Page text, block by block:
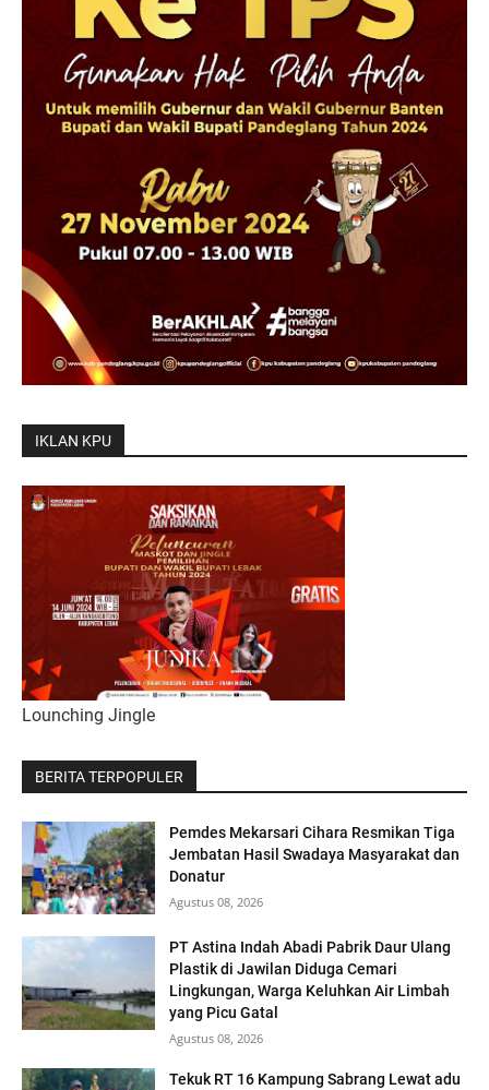
IKLAN KPU
Lounching Jingle
BERITA TERPOPULER
Pemdes Mekarsari Cihara Resmikan Tiga
Jembatan Hasil Swadaya Masyarakat dan
Donatur
Agustus 08, 2026
PT Astina Indah Abadi Pabrik Daur Ulang
Plastik di Jawilan Diduga Cemari
Lingkungan, Warga Keluhkan Air Limbah
yang Picu Gatal
Agustus 08, 2026
Tekuk RT 16 Kampung Sabrang Lewat adu